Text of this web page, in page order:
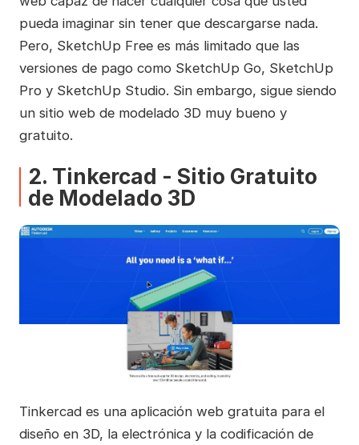
pueda imaginar sin tener que descargarse nada.
Pero, SketchUp Free es más limitado que las
versiones de pago como SketchUp Go, SketchUp
Pro y SketchUp Studio. Sin embargo, sigue siendo
un sitio web de modelado 3D muy bueno y
gratuito.
2. Tinkercad - Sitio Gratuito
de Modelado 3D
Tinkercad es una aplicación web gratuita para el
diseño en 3D, la electrónica y la codificación de